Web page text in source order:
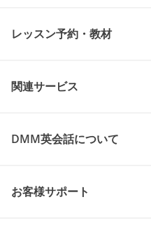
レッスン予約・教材
関連サービス
DMM英会話について
お客様サポート